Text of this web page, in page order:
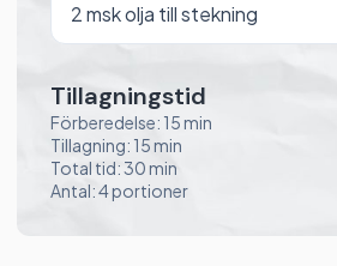
2msk olja till stekning
Tillagningstid
Förberedelse: 15 min
Tillagning: 15 min
Total tid: 30 min
Antal: 4 portioner